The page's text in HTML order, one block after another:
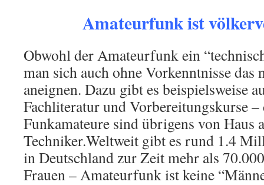
Amateurfunk ist
Obwohl der Amateurfunk ein
man sich auch ohne Vorkenntnisse das
aneignen. Dazu gibt es beispielsweise
Fachliteratur und Vorbereitungskurse –
Funkamateure sind übrigens von Haus
Techniker.Weltweit gibt es rund 1.4
in Deutschland zur Zeit mehr als
Frauen – Amateurfunk ist keine